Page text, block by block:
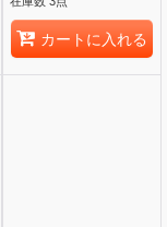
カートに入れる